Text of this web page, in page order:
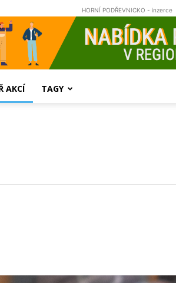
HORNÍ PODŘEVNICKO - inzerce
AKCÍ TAGY